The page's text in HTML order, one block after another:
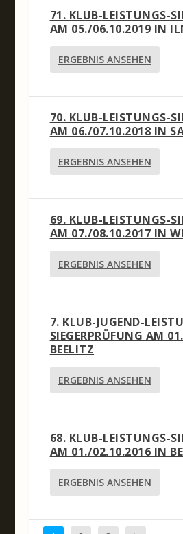
71. KLUB-LEISTUNGS-
AM 05./06.10.2019 IN
ERGEBNIS ANSEHEN
70. KLUB-LEISTUNGS-
AM 06./07.10.2018 IN
ERGEBNIS ANSEHEN
69. KLUB-LEISTUNGS-
AM 07./08.10.2017 IN
ERGEBNIS ANSEHEN
7. KLUB-JUGEND-
SIEGERPRÜFUNG AM
BEELITZ
ERGEBNIS ANSEHEN
68. KLUB-LEISTUNGS-
AM 01./02.10.2016 IN
ERGEBNIS ANSEHEN